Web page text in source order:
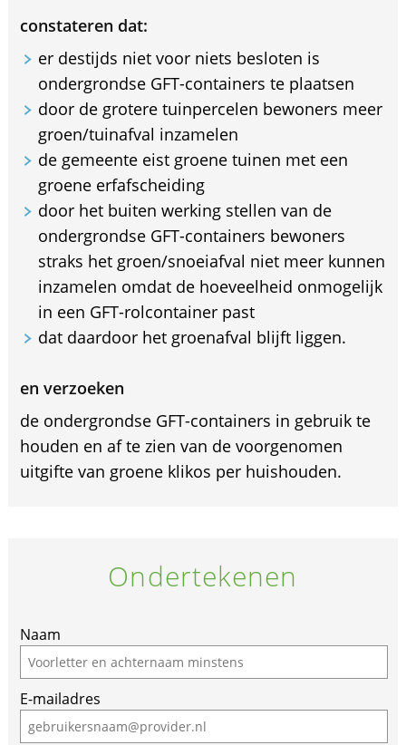
constateren dat:
er destijds niet voor niets besloten is
ondergrondse GFT-containers te plaatsen
door de grotere tuinpercelen bewoners meer
groen/tuinafval inzamelen
de gemeente eist groene tuinen met een
groene erfafscheiding
door het buiten werking stellen van de
ondergrondse GFT-containers bewoners
straks het groen/snoeiafval niet meer kunnen
inzamelen omdat de hoeveelheid onmogelijk
in een GFT-rolcontainer past
dat daardoor het groenafval blijft liggen.
en verzoeken
de ondergrondse GFT-containers in gebruik te
houden en af te zien van de voorgenomen
uitgifte van groene klikos per huishouden.
Ondertekenen
If
you
are
a
human,
Naam
E-mailadres